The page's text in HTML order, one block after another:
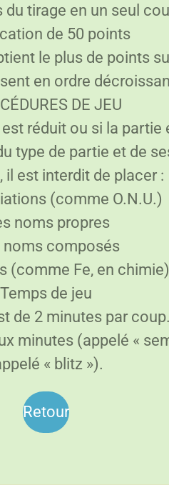
tirage en un seul
de 50 points
le plus de points
en ordre
DE JEU
réduit ou si la partie
type de partie et de
il est interdit de placer :
(comme O.N.U.)
noms propres
noms composés
(comme Fe, en
Temps de jeu
de 2 minutes par
minutes (appelé «
« blitz »).
Retour